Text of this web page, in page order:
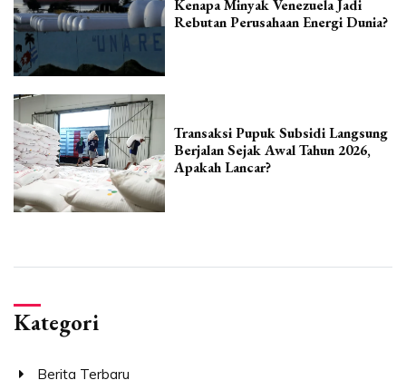
Kenapa Minyak Venezuela Jadi
Rebutan Perusahaan Energi Dunia?
Transaksi Pupuk Subsidi Langsung
Berjalan Sejak Awal Tahun 2026,
Apakah Lancar?
Kategori
Berita Terbaru